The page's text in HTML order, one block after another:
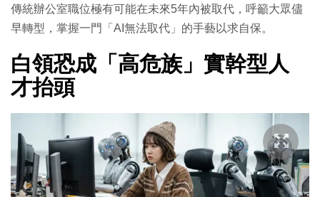
傳統辦公室職位極有可能在未來5年內被取代，呼籲大眾儘
早轉型，掌握一門「AI無法取代」的手藝以求自保。
白領恐成「高危族」實幹型人
才抬頭